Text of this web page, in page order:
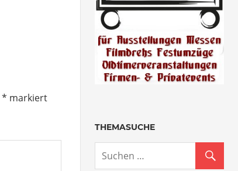
* markiert
THEMASUCHE